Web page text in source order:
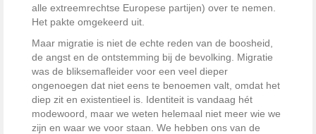
alle extreemrechtse Europese partijen) over te nemen.
Het pakte omgekeerd uit.
Maar migratie is niet de echte reden van de boosheid,
de angst en de ontstemming bij de bevolking. Migratie
was de bliksemafleider voor een veel dieper
ongenoegen dat niet eens te benoemen valt, omdat het
diep zit en existentieel is. Identiteit is vandaag hét
modewoord, maar we weten helemaal niet meer wie we
zijn en waar we voor staan. We hebben ons van de